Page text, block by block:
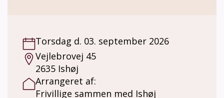
Torsdag d. 03. september 2026
Vejlebrovej 45
2635 Ishøj
Arrangeret af:
Frivillige sammen med Ishøj